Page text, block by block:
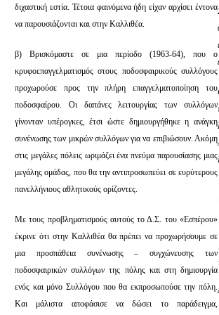
διχαστική εστία. Τέτοια φαινόμενα ήδη είχαν αρχίσει έντονα
να παρουσιάζονται και στην Καλλιθέα.
β) Βρισκόμαστε σε μια περίοδο (1963-64), που ο
κρυφοεπαγγελματισμός στους ποδοσφαιρικούς συλλόγους
προχωρούσε προς την πλήρη επαγγελματοποίηση του
ποδοσφαίρου. Οι δαπάνες λειτουργίας των συλλόγων
γίνονταν υπέρογκες, έτσι ώστε δημιουργήθηκε η ανάγκη
συνένωσης των μικρών συλλόγων για να επιβιώσουν. Ακόμη
στις μεγάλες πόλεις ωριμάζει ένα πνεύμα παρουσίασης μιας
μεγάλης ομάδας, που θα την αντιπροσωπεύει σε ευρύτερους
πανελλήνιους αθλητικούς ορίζοντες.
Με τους προβληματισμούς αυτούς το Δ.Σ. του «Εσπέρου»
έκρινε ότι στην Καλλιθέα θα πρέπει να προχωρήσουμε σε
μια προσπάθεια συνένωσης – συγχώνευσης των
ποδοσφαιρικών συλλόγων της πόλης και στη δημιουργία
ενός και μόνο Συλλόγου που θα εκπροσωπούσε την πόλη.
Και μάλιστα αποφάσισε να δώσει το παράδειγμα,